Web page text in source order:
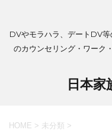
DVやモラハラ、デートDV
のカウンセリング・ワーク
日本
HOME > 未分類 >